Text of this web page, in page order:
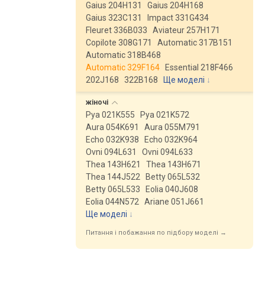
Gaius 204H131
Gaius 204H168
Gaius 323C131
Impact 331G434
Fleuret 336B033
Aviateur 257H171
Copilote 308G171
Automatic 317B151
Automatic 318B468
Automatic 329F164
Essential 218F466
202J168
322B168 Ще моделі ↓
жіночі
Pya 021K555
Pya 021K572
Aura 054K691
Aura 055M791
Echo 032K938
Echo 032K964
Ovni 094L631
Ovni 094L633
Thea 143H621
Thea 143H671
Thea 144J522
Betty 065L532
Betty 065L533
Eolia 040J608
Eolia 044N572
Ariane 051J661
Ще моделі ↓
Питання і побажання по підбору моделі →